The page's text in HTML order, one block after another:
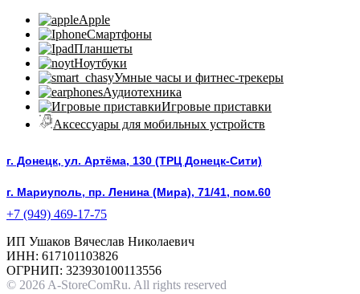
Apple
Смартфоны
Планшеты
Ноутбуки
Умные часы и фитнес-трекеры
Аудиотехника
Игровые приставки
Аксессуары для мобильных устройств
г. Донецк, ул. Артёма, 130 (ТРЦ Донецк-Сити)
г. Мариуполь, пр. Ленина (Мира), 71/41, пом.60
+7 (949) 469-17-75
ИП Ушаков Вячеслав Николаевич
ИНН: 617101103826
ОГРНИП: 323930100113556
© 2026 A-StoreComRu. All rights reserved